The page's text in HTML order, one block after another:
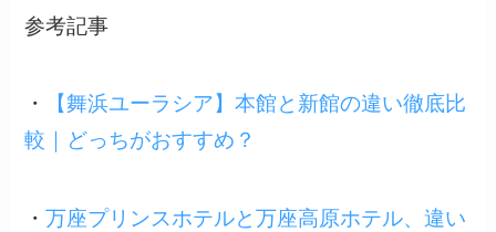
参考記事
・
【舞浜ユーラシア】本館と新館の違い徹底比
較｜どっちがおすすめ？
・万座プリンスホテルと万座高原ホテル、違い